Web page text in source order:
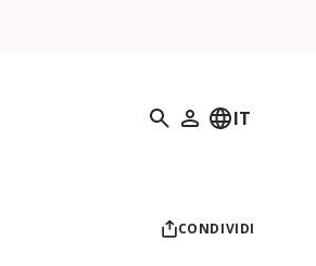
Ricerca
Il mio profilo
IT
CONDIVIDI